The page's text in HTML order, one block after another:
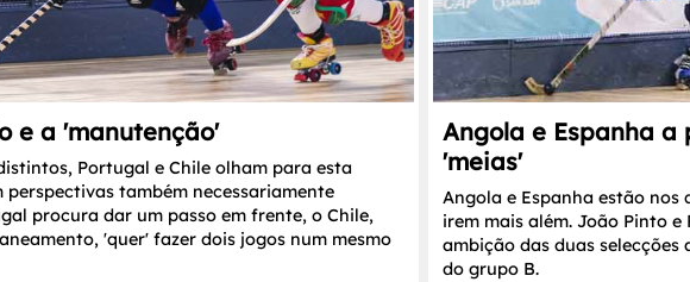
e a 'manutenção'
Portugal e Chile olham para esta
também necessariamente
procura dar um passo em frente, o Chile,
'quer' fazer dois jogos num mesmo
Angola e Espanha a
'meias'
Angola e Espanha estão
irem mais além. João Pinto
ambição das duas selecções
do grupo B.